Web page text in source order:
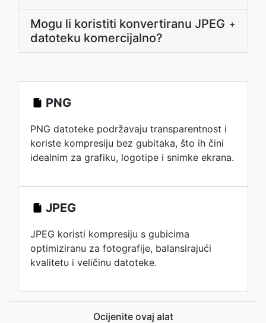
Mogu li koristiti konvertiranu JPEG
datoteku komercijalno?
+
PNG
PNG datoteke podržavaju transparentnost i
koriste kompresiju bez gubitaka, što ih čini
idealnim za grafiku, logotipe i snimke ekrana.
JPEG
JPEG koristi kompresiju s gubicima
optimiziranu za fotografije, balansirajući
kvalitetu i veličinu datoteke.
Ocijenite ovaj alat